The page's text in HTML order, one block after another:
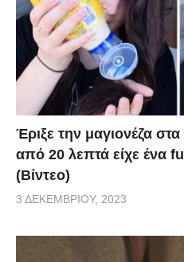
Έριξε την μαγιονέζα
από 20 λεπτά είχε ένα
(Βίντεο)
3 ΔΕΚΕΜΒΡΊΟΥ, 2023